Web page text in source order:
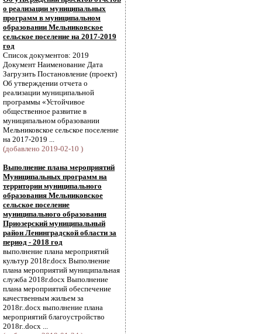
о реализации муниципальных
программ в муниципальном
образовании Мельниковское
сельское поселение на 2017-2019
год
Список документов: 2019
Документ Наименование Дата
Загрузить Постановление (проект)
Об утверждении отчета о
реализации муниципальной
программы «Устойчивое
общественное развитие в
муниципальном образовании
Мельниковское сельское поселение
на 2017-2019 ...
(добавлено 2019-02-10 )
Выполнение плана мероприятий
Муниципальных программ на
территории муниципального
образования Мельниковское
сельское поселение
муниципального образования
Приозерский муниципальный
район Ленинградской области за
период - 2018 год
выполнение плана мероприятий
культур 2018г.docx Выполнение
плана мероприятий муниципальная
служба 2018г.docx Выполнение
плана мероприятий обеспечение
качественным жильем за
2018г..docx выполнение плана
мероприятий благоустройство
2018г..docx ...